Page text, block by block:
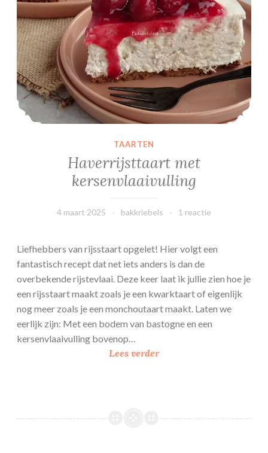
l
a
d
e
r
o
m
TAARTEN
Haverrijsttaart met
kersenvlaaivulling
4 maart 2025 bakkriebels 1 reactie
Liefhebbers van rijsstaart opgelet! Hier volgt een
fantastisch recept dat net iets anders is dan de
overbekende rijstevlaai. Deze keer laat ik jullie zien hoe je
een rijsstaart maakt zoals je een kwarktaart of eigenlijk
nog meer zoals je een monchoutaart maakt. Laten we
eerlijk zijn: Met een bodem van bastogne en een
kersenvlaaivulling bovenop…
Lees verderH